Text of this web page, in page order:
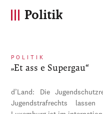
Politik
POLITIK
„Et ass e Supergau“
d’Land: Die
Jugendstrafrechts